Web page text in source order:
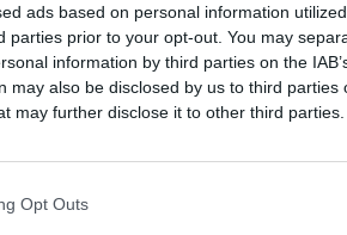
ads based on personal information
parties prior to your opt-out. You may
information by third parties on the
may also be disclosed by us to third parties
may further disclose it to other third parties.
Opt Outs